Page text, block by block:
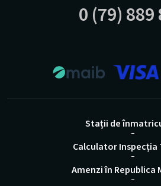
0 (79) 889
Stații de
Calculator Inspecția
Amenzi în Republica